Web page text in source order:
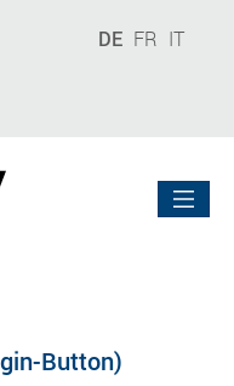
DE FR IT
Button)